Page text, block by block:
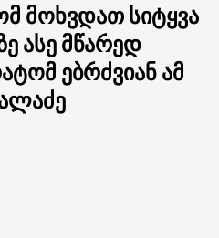
მოხვდათ სიტყვა
ასე მწარედ
ებრძვიან ამ